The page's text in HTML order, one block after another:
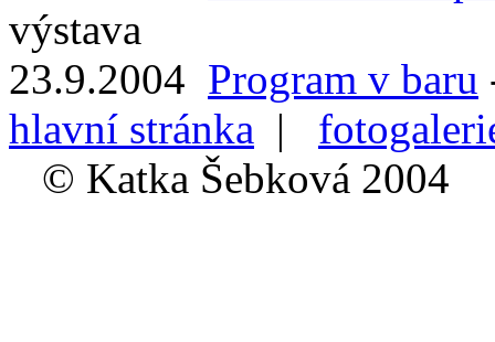
výstava
23.9.2004 Program v baru
hlavní stránka |
© Katka Šebková 2004